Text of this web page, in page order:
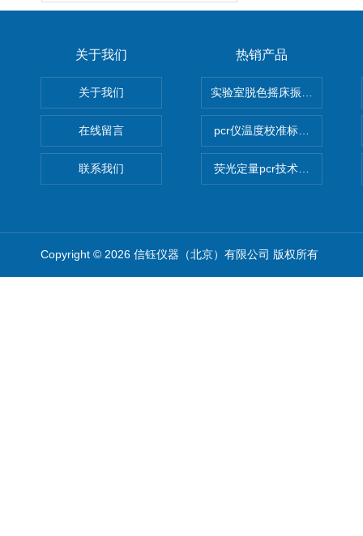
关于我们
关于我们
在线留言
联系我们
热销产品
实验室脱色摇床振荡器
pcr仪温度校准标定设备
荧光定量pcr技术定制化服务
Copyright © 2026 信钰仪器（北京）有限公司 版权所有